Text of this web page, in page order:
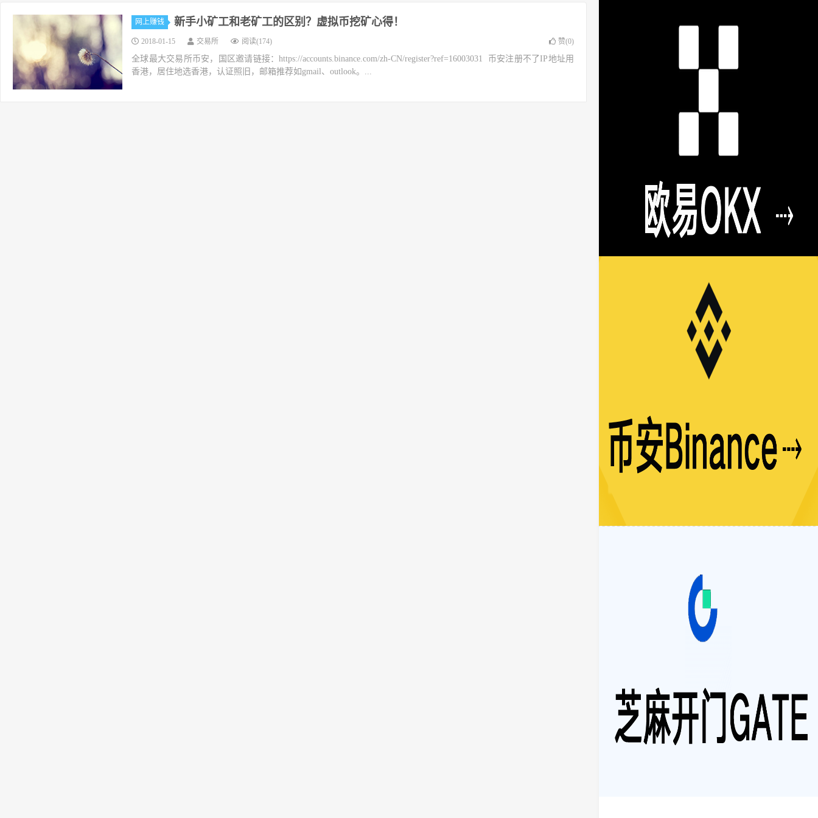
网上赚钱 新手小矿工和老矿工的区别？虚拟币挖矿心得！
2018-01-15 交易所 阅读(174) 赞(0)
全球最大交易所币安，国区邀请链接：https://accounts.binance.com/zh-CN/register?ref=16003031 币安注册不了IP地址用
香港，居住地选香港，认证照旧，邮箱推荐如gmail、outlook。...